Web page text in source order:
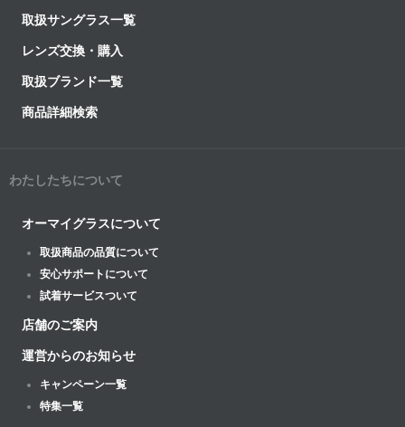
取扱サングラス一覧
レンズ交換・購入
取扱ブランド一覧
商品詳細検索
わたしたちについて
オーマイグラスについて
取扱商品の品質について
安心サポートについて
試着サービスついて
店舗のご案内
運営からのお知らせ
キャンペーン一覧
特集一覧